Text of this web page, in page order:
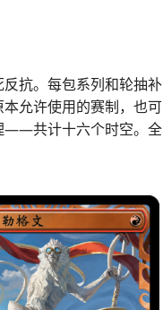
抗。每包系列和轮抽补
允许使用的赛制，也可
——共计十六个时空。全